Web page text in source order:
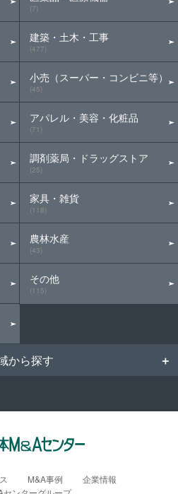
(7)
建築・土木・工事
(477)
小売（スーパー・コンビニ等）
(45)
アパレル・美容・化粧品
(71)
調剤薬局・ドラッグストア
(25)
家具・雑貨
(118)
農林水産
(43)
その他
(115)
から探す
M&A事例
企業情報